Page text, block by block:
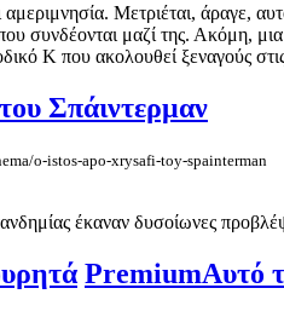
αμεριμνησία. Μετριέται, άραγε,
συνδέονται μαζί της. Ακόμη,
Κ που ακολουθεί ξεναγούς
Σπάιντερμαν
o-istos-apo-xrysafi-toy-spainterman
έκαναν δυσοίωνες
PremiumΑυτό